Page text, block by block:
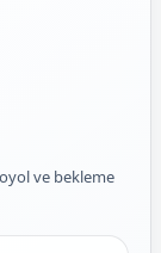
ve bekleme